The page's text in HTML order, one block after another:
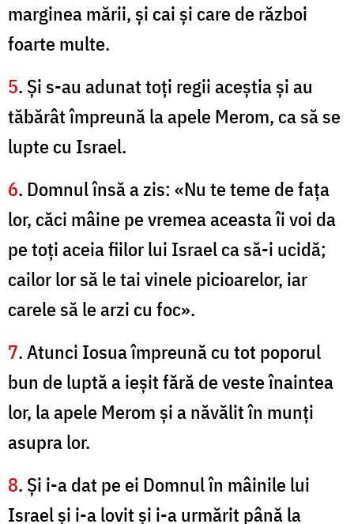
marginea mării, şi cai şi care de război
foarte multe.
5. Şi s-au adunat toţi regii aceştia şi au
tăbărât împreună la apele Merom, ca să se
lupte cu Israel.
6. Domnul însă a zis: «Nu te teme de faţa
lor, căci mâine pe vremea aceasta îi voi da
pe toţi aceia fiilor lui Israel ca să-i ucidă;
cailor lor să le tai vinele picioarelor, iar
carele să le arzi cu foc».
7. Atunci Iosua împreună cu tot poporul
bun de luptă a ieşit fără de veste înaintea
lor, la apele Merom şi a năvălit în munţi
asupra lor.
8. Şi i-a dat pe ei Domnul în mâinile lui
Israel şi i-a lovit şi i-a urmărit până la